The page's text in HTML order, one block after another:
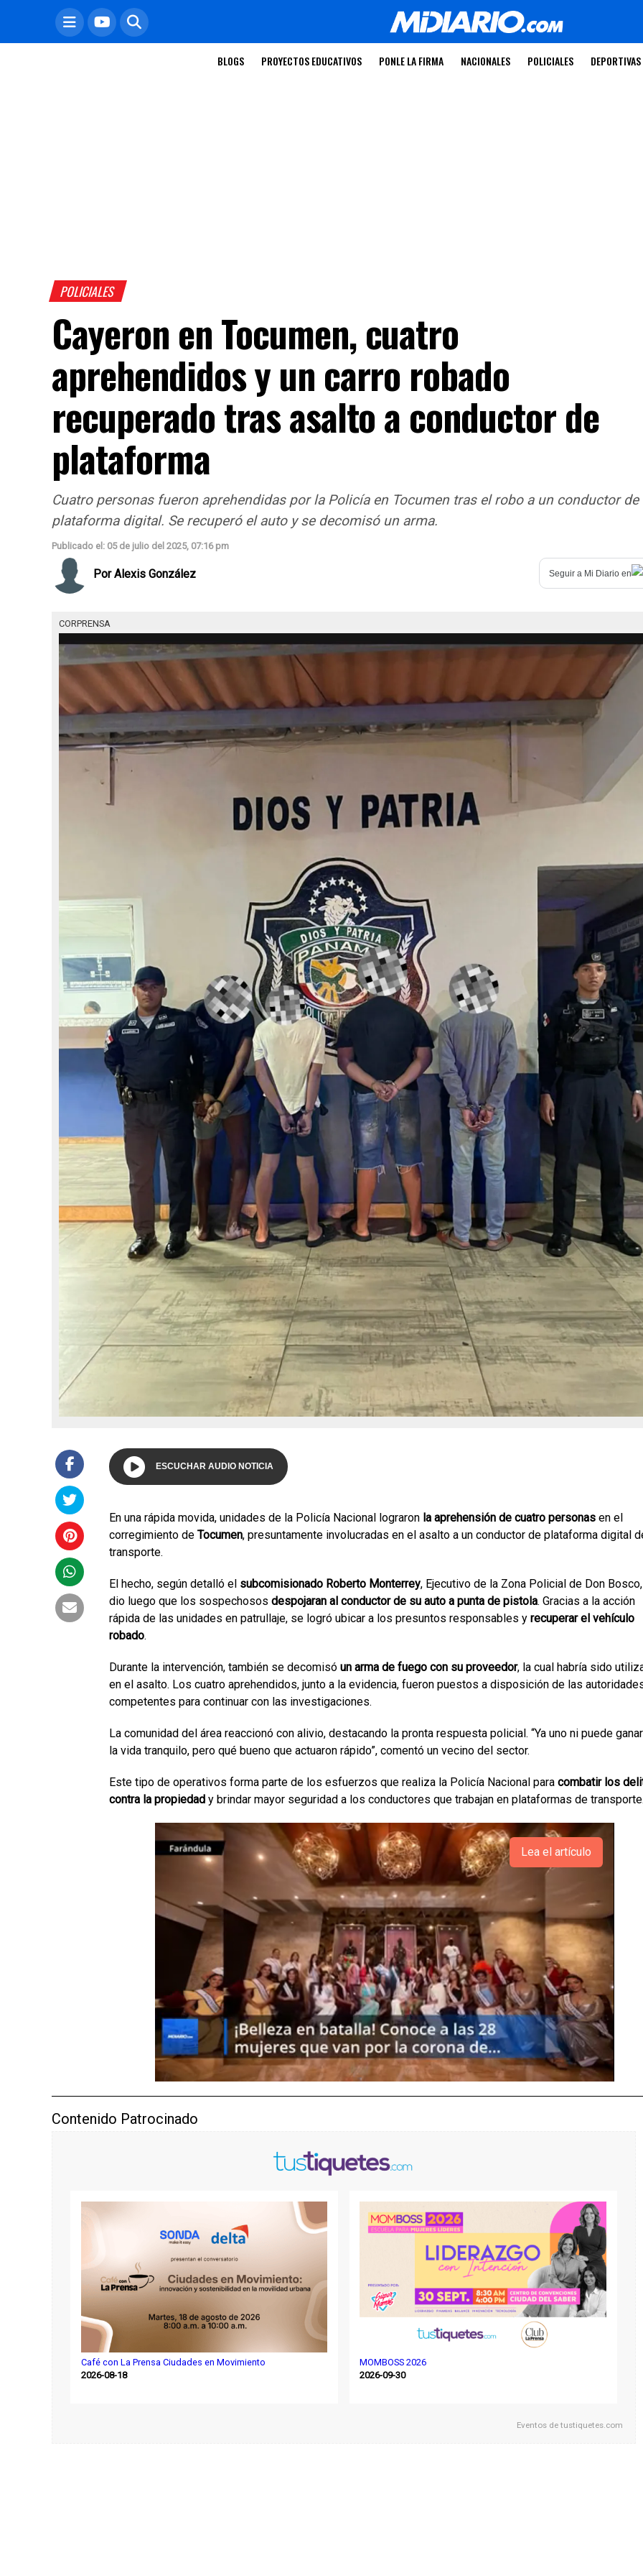
BLOGS PROYECTOS EDUCATIVOS PONLE LA FIRMA NACIONALES POLICIALES DEPORTIVAS
POLICIALES
Cayeron en Tocumen, cuatro
aprehendidos y un carro robado
recuperado tras asalto a conductor de
plataforma
Cuatro personas fueron aprehendidas por la Policía en Tocumen tras el robo a un conductor de
plataforma digital. Se recuperó el auto y se decomisó un arma.
Publicado el: 05 de julio del 2025, 07:16 pm
PorAlexis González Seguir a Mi Diario en
CORPRENSA
ESCUCHAR AUDIO NOTICIA
En una rápida movida, unidades de la Policía Nacional lograron la aprehensión de cuatro personas en el
corregimiento de Tocumen, presuntamente involucradas en el asalto a un conductor de plataforma digital
transporte.
El hecho, según detalló el subcomisionado Roberto Monterrey, Ejecutivo de la Zona Policial de Don
dio luego que los sospechosos despojaran al conductor de su auto a punta de pistola. Gracias a la acción
rápida de las unidades en patrullaje, se logró ubicar a los presuntos responsables y recuperar el vehículo
robado.
Durante la intervención, también se decomisó un arma de fuego con su proveedor, la cual habría sido
en el asalto. Los cuatro aprehendidos, junto a la evidencia, fueron puestos a disposición de las
competentes para continuar con las investigaciones.
La comunidad del área reaccionó con alivio, destacando la pronta respuesta policial. “Ya uno ni puede
la vida tranquilo, pero qué bueno que actuaron rápido”, comentó un vecino del sector.
Este tipo de operativos forma parte de los esfuerzos que realiza la Policía Nacional para combatir los
contra la propiedad y brindar mayor seguridad a los conductores que trabajan en plataformas de transporte.
Lea el artículo
Contenido Patrocinado
Café con La Prensa Ciudades en Movimiento
2026-08-18
MOMBOSS 2026
2026-09-30
Eventos de tustiquetes.com